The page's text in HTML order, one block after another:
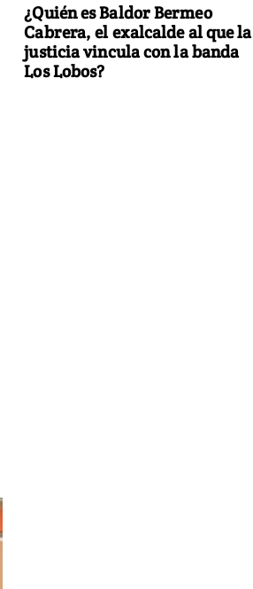
¿Quién es Baldor Bermeo
Cabrera, el exalcalde al que la
justicia vincula con la banda
Los Lobos?